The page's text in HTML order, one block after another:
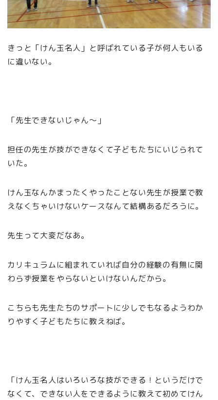
きっと「けん玉名人」と呼ばれている子が何人もいる
に違いない。
「先生できないじゃん～」
担任の先生が技ができなくて子どもたちにいじられて
いた。
けん玉なんかまったくやったことない先生が授業で教
えなくちゃいけないケースなんて結構あるだろうに。
先生って大変だなあ。
カリキュラムに組まれていれば自分の経験の有無に関
わらず授業をやらないといけないんだから。
こちらも先生たちのサポートに少しでもなるようわか
りやすく子どもたちに教えねば。
「けん玉名人はいろいろな技ができる！というだけで
なくて、できない人をできるように教えて初めてけん